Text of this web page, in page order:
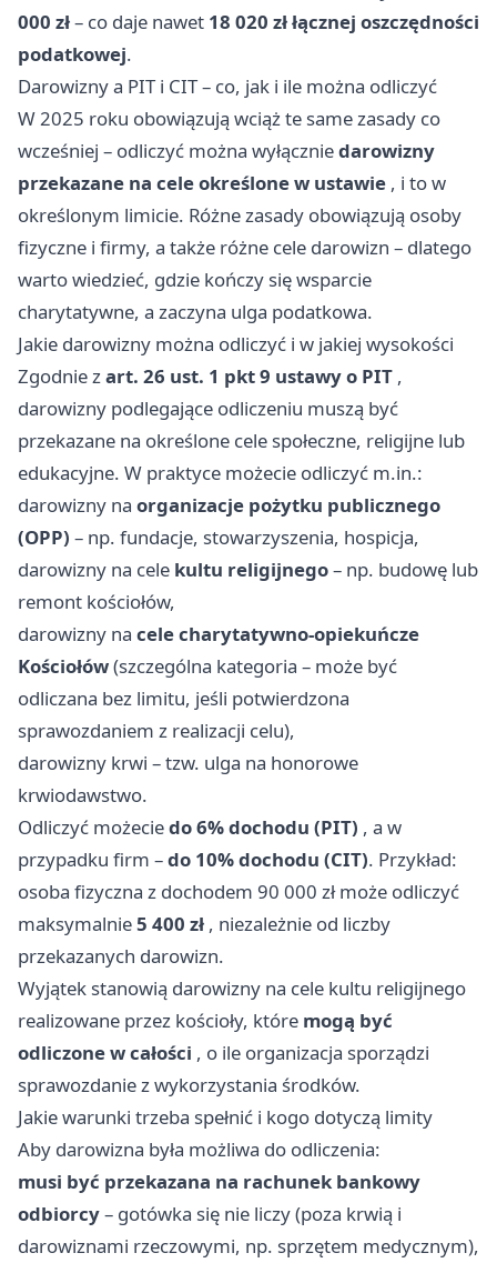
000 zł– co daje nawet 18 020 zł łącznej oszczędności
podatkowej.
Darowizny a PIT i CIT – co, jak i ile można odliczyć
W 2025 roku obowiązują wciąż te same zasady co
wcześniej – odliczyć można wyłączniedarowizny
przekazane na cele określone w ustawie , i to w
określonym limicie. Różne zasady obowiązują osoby
fizyczne i firmy, a także różne cele darowizn – dlatego
warto wiedzieć, gdzie kończy się wsparcie
charytatywne, a zaczyna ulga podatkowa.
Jakie darowizny można odliczyć i w jakiej wysokości
Zgodnie zart. 26 ust. 1 pkt 9 ustawy o PIT ,
darowizny podlegające odliczeniu muszą być
przekazane na określone cele społeczne, religijne lub
edukacyjne. W praktyce możecie odliczyć m.in.:
darowizny na organizacje pożytku publicznego
(OPP) – np. fundacje, stowarzyszenia, hospicja,
darowizny na cele kultu religijnego– np. budowę lub
remont kościołów,
darowizny na cele charytatywno-opiekuńcze
Kościołów(szczególna kategoria – może być
odliczana bez limitu, jeśli potwierdzona
sprawozdaniem z realizacji celu),
darowizny krwi – tzw. ulga na honorowe
krwiodawstwo.
Odliczyć możeciedo 6% dochodu (PIT) , a w
przypadku firm –do 10% dochodu (CIT). Przykład:
osoba fizyczna z dochodem 90 000 zł może odliczyć
maksymalnie5 400 zł , niezależnie od liczby
przekazanych darowizn.
Wyjątek stanowią darowizny na cele kultu religijnego
realizowane przez kościoły, które mogą być
odliczone w całości , o ile organizacja sporządzi
sprawozdanie z wykorzystania środków.
Jakie warunki trzeba spełnić i kogo dotyczą limity
Aby darowizna była możliwa do odliczenia:
musi być przekazana na rachunek bankowy
odbiorcy– gotówka się nie liczy (poza krwią i
darowiznami rzeczowymi, np. sprzętem medycznym),